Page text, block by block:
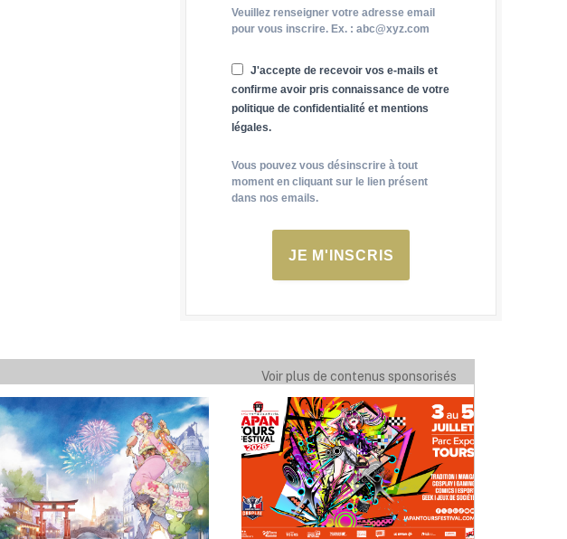
Veuillez renseigner votre adresse email
pour vous inscrire. Ex. : abc@xyz.com
J'accepte de recevoir vos e-mails et
confirme avoir pris connaissance de votre
politique de confidentialité et mentions
légales.
Vous pouvez vous désinscrire à tout
moment en cliquant sur le lien présent
dans nos emails.
JE M'INSCRIS
Voir plus de contenus sponsorisés